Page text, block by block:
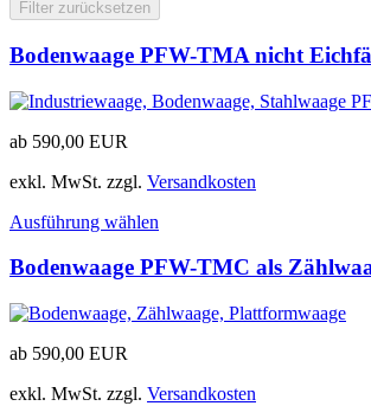
Filter zurücksetzen
Bodenwaage PFW-TMA nicht
ab 590,00 EUR
exkl. MwSt. zzgl. Versandkosten
Ausführung wählen
Bodenwaage PFW-TMC als
ab 590,00 EUR
exkl. MwSt. zzgl. Versandkosten